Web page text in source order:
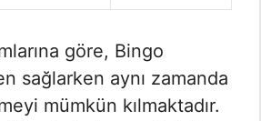
göre, Bingo
sağlarken aynı zamanda
mümkün kılmaktadır.